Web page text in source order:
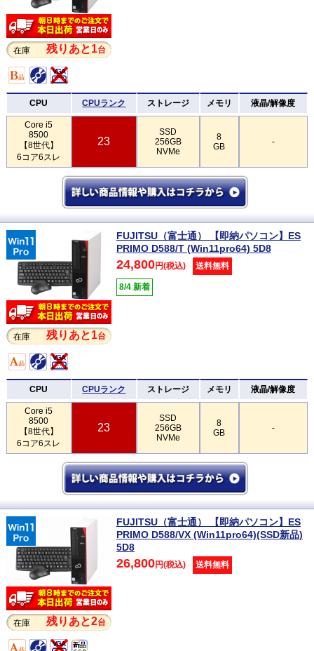
在庫 残りあと1台
CPU CPUランク ストレージ メモリ 液晶/解像度
Core i5
8500
【8世代】
6コア6スレ
23
SSD
256GB
NVMe
8
GB
-
在庫 残りあと1台
FUJITSU（富士通） 【即納パソコン】ES
PRIMO D588/T (Win11pro64) 5D8
24,800円(税込) 送料無料
8/4 新着
CPU CPUランク ストレージ メモリ 液晶/解像度
Core i5
8500
【8世代】
6コア6スレ
23
SSD
256GB
NVMe
8
GB
-
在庫 残りあと2台
FUJITSU（富士通） 【即納パソコン】ES
PRIMO D588/VX (Win11pro64)(SSD新品)
5D8
26,800円(税込) 送料無料